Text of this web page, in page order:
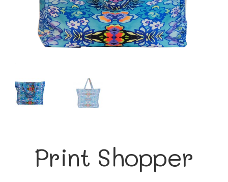
Print Shopper